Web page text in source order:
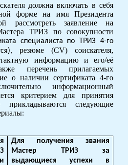
должна включать в себя
форме на имя Президента
заявление на
ТРИЗ по совокупности
специалиста по ТРИЗ 4-го
резюме (CV) соискателя,
информацию и его/её
перечень прилагаемых
о наличии сертификата 4-го
информационный
критерием для принятия
следующие
Для получения звания
Мастер ТРИЗ за
выдающиеся успехи в